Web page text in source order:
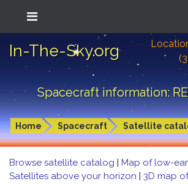
In-The-Sky.org
Spacecraft information:
Home Spacecraft Satellite
Browse satellite catalog | Map of low-
Satellites above your horizon | 3D map